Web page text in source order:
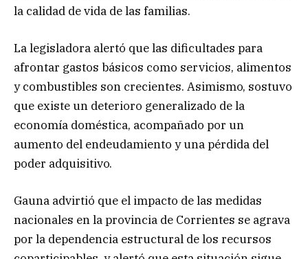
la calidad de vida de las familias.
La legisladora alertó que las dificultades para
afrontar gastos básicos como servicios, alimentos
y combustibles son crecientes. Asimismo, sostuvo
que existe un deterioro generalizado de la
economía doméstica, acompañado por un
aumento del endeudamiento y una pérdida del
poder adquisitivo.
Gauna advirtió que el impacto de las medidas
nacionales en la provincia de Corrientes se agrava
por la dependencia estructural de los recursos